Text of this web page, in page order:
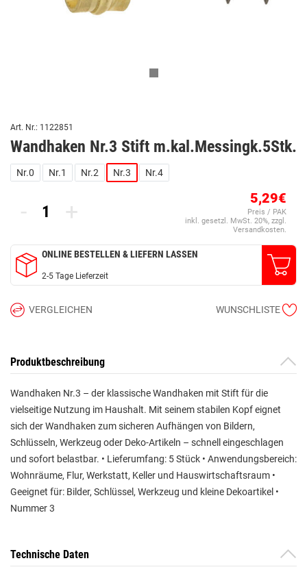
Art. Nr.: 1122851
Wandhaken Nr.3 Stift m.kal.Messingk.5Stk.
Nr.0 Nr.1 Nr.2 Nr.3 Nr.4
- + 5,29€
Preis / PAK
inkl. gesetzl. MwSt. 20%, zzgl.
Versandkosten.
ONLINE BESTELLEN & LIEFERN LASSEN
2-5 Tage Lieferzeit
VERGLEICHEN WUNSCHLISTE
Produktbeschreibung
Wandhaken Nr.3 – der klassische Wandhaken mit Stift für die
vielseitige Nutzung im Haushalt. Mit seinem stabilen Kopf eignet
sich der Wandhaken zum sicheren Aufhängen von Bildern,
Schlüsseln, Werkzeug oder Deko-Artikeln – schnell eingeschlagen
und sofort belastbar. • Lieferumfang: 5 Stück • Anwendungsbereich:
Wohnräume, Flur, Werkstatt, Keller und Hauswirtschaftsraum •
Geeignet für: Bilder, Schlüssel, Werkzeug und kleine Dekoartikel •
Nummer 3
Technische Daten